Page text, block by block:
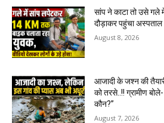
सांप ने काटा तो उसे गले
दौड़ाकर पहुंचा अस्पताल
August 8, 2026
आजादी के जश्न की
को तरसे..!! ग्रामीण
कौन?”
August 7, 2026